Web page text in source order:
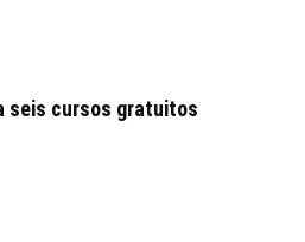
seis cursos gratuitos